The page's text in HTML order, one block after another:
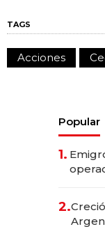
TAGS
Acciones
Popular
1.
2.